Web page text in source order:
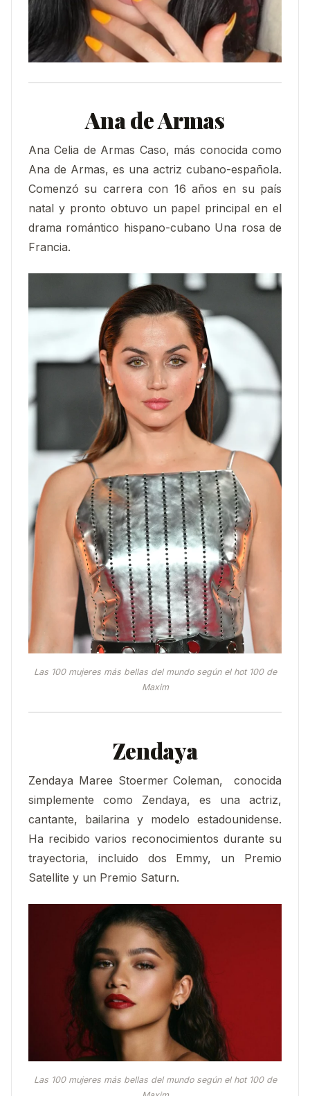
Ana de Armas
Ana Celia de Armas Caso, más conocida como
Ana de Armas, es una actriz cubano-española.
Comenzó su carrera con 16 años en su país
natal y pronto obtuvo un papel principal en el
drama romántico hispano-cubano Una rosa de
Francia.
Las 100 mujeres más bellas del mundo según el hot 100 de
Maxim
Zendaya
Zendaya Maree Stoermer Coleman, ​ conocida
simplemente como Zendaya, es una actriz,
cantante, bailarina y modelo estadounidense.​​
Ha recibido varios reconocimientos durante su
trayectoria, incluido dos Emmy, un Premio
Satellite y un Premio Saturn.
Las 100 mujeres más bellas del mundo según el hot 100 de